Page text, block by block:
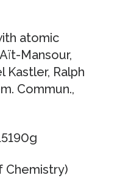
atomic
Mansour,
Kastler, Ralph
Commun.,
Chemistry)